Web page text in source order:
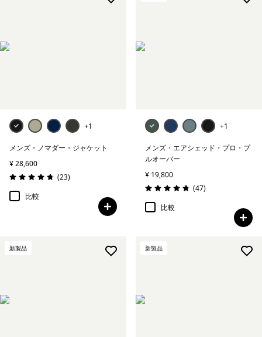
+1
メンズ・ノマダー・ジャケット
¥ 28,600
評価: 4.7 / 5
(23レビュー
)
比較
+1
メンズ・エアシェッド・プロ・プ
ルオーバー
¥ 19,800
評価: 4.7 / 5
(47レビュー
)
比較
新製品 新製品